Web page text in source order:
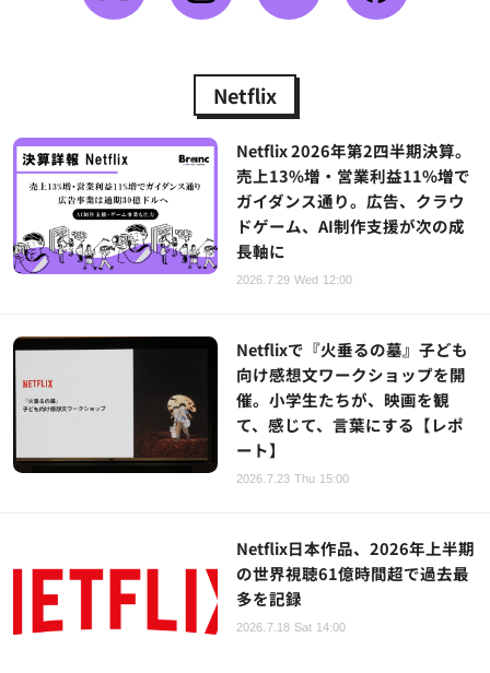
Netflix
Netflix 2026年第2四半期決算。
売上13%増・営業利益11%増で
ガイダンス通り。広告、クラウ
ドゲーム、AI制作支援が次の成
長軸に
2026.7.29 Wed 12:00
Netflixで『火垂るの墓』子ども
向け感想文ワークショップを開
催。小学生たちが、映画を観
て、感じて、言葉にする【レポ
ート】
2026.7.23 Thu 15:00
Netflix日本作品、2026年上半期
の世界視聴61億時間超で過去最
多を記録
2026.7.18 Sat 14:00